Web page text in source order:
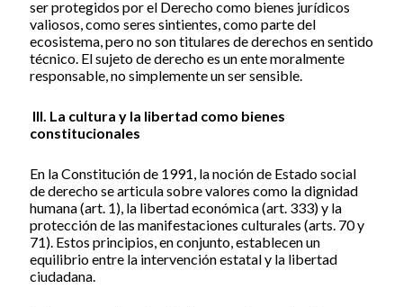
ser protegidos por el Derecho como bienes jurídicos
valiosos, como seres sintientes, como parte del
ecosistema, pero no son titulares de derechos en sentido
técnico. El sujeto de derecho es un ente moralmente
responsable, no simplemente un ser sensible.
III. La cultura y la libertad como bienes
constitucionales
En la Constitución de 1991, la noción de Estado social
de derecho se articula sobre valores como la dignidad
humana (art. 1), la libertad económica (art. 333) y la
protección de las manifestaciones culturales (arts. 70 y
71). Estos principios, en conjunto, establecen un
equilibrio entre la intervención estatal y la libertad
ciudadana.